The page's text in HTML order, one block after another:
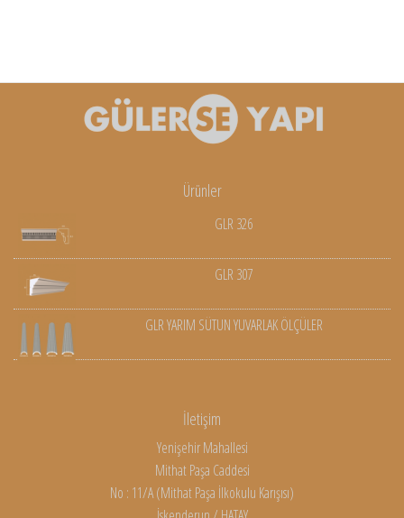
Ürünler
GLR 326
GLR 307
GLR YARIM SÜTUN YUVARLAK ÖLÇÜLER
İletişim
Yenişehir Mahallesi
Mithat Paşa Caddesi
No : 11/A (Mithat Paşa İlkokulu Karışısı)